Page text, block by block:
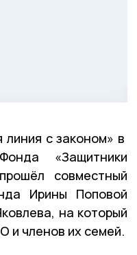
с законом» в
«Защитники
совместный
Ирины Поповой
на который
и членов их семей.